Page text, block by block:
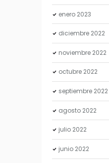
enero 2023
diciembre 2022
noviembre 2022
octubre 2022
septiembre 2022
agosto 2022
julio 2022
junio 2022